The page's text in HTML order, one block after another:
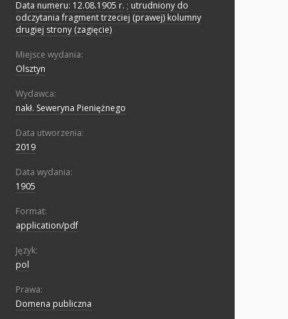
Data numeru: 12.08.1905 r. ; utrudniony do
odczytania fragment trzeciej (prawej) kolumny
drugiej strony (zagięcie)
Miejsce wydania:
Olsztyn
Wydawca:
nakł. Seweryna Pieniężnego
Data utworzenia:
2019
Data wydania:
1905
Format:
application/pdf
Język:
pol
Prawa:
Domena publiczna